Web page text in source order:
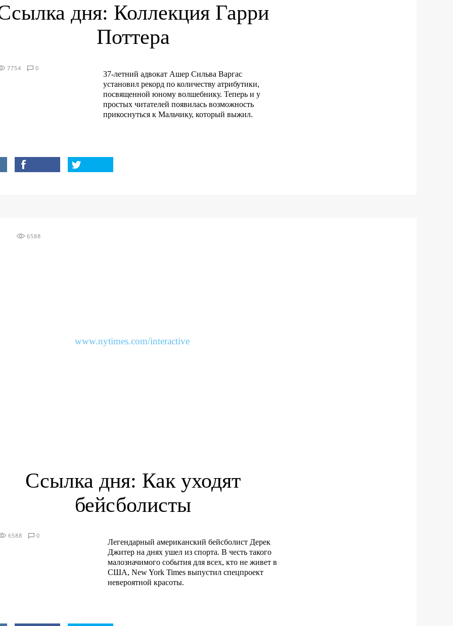
дня: Коллекция Гарри
Поттера
7754 0
37-летний адвокат Ашер Сильва Варгас
установил рекорд по количеству атрибутики,
посвященной юному волшебнику. Теперь и у
простых читателей появилась возможность
прикоснуться к Мальчику, который выжил.
6588
www.nytimes.com/interactive
Ссылка дня: Как уходят
бейсболисты
6588 0
Легендарный американский бейсболист Дерек
Джитер на днях ушел из спорта. В честь такого
малозначимого события для всех, кто не живет в
США, New York Times выпустил спецпроект
невероятной красоты.